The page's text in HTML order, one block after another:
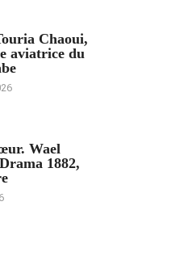
Chaoui,
aviatrice du
Wael
1882,